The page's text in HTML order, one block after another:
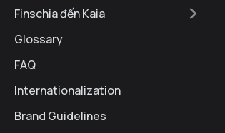
Finschia đến Kaia
Glossary
FAQ
Internationalization
Brand Guidelines